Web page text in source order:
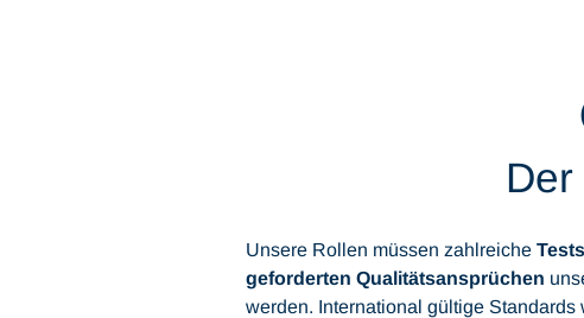
Unsere Rollen müssen zahlreiche Tests
geforderten Qualitätsansprüchen
werden. International gültige Standards